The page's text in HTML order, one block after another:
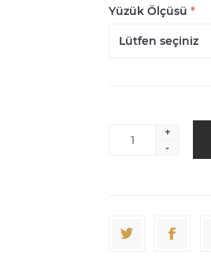
Yüzük Ölçüsü *
+
-